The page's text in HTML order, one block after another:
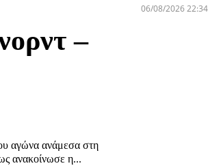
–
αγώνα ανάμεσα στη
ανακοίνωσε η...
06/08/2026 22:34